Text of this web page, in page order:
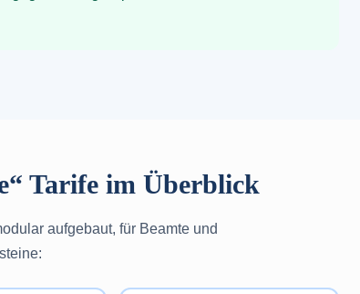
Tarife im Überblick
aufgebaut, für Beamte und